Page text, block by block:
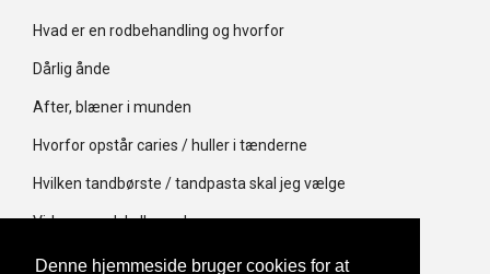
Denne hjemmeside bruger cookies for at
Hvad er en rodbehandling og hvorfor
Dårlig ånde
After, blæner i munden
Hvorfor opstår caries / huller i tænderne
Hvilken tandbørste / tandpasta skal jeg vælge
Virker mundskyllevæsker
Er røntgenbilleder farlige